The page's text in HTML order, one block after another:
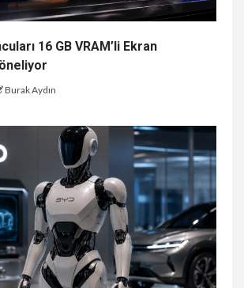
16 GB VRAM’li Ekran
Burak Aydın